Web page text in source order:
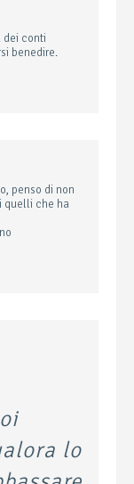
dei conti
benedire.
penso di non
quelli che ha
lo